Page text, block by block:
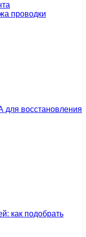
проводки
для восстановления
как подобрать